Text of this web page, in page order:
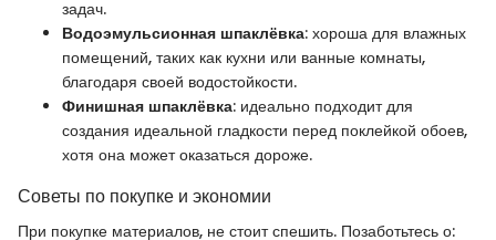
задач.
Водоэмульсионная шпаклёвка: хороша для влажных
помещений, таких как кухни или ванные комнаты,
благодаря своей водостойкости.
Финишная шпаклёвка: идеально подходит для
создания идеальной гладкости перед поклейкой обоев,
хотя она может оказаться дороже.
Советы по покупке и экономии
При покупке материалов, не стоит спешить. Позаботьтесь о: